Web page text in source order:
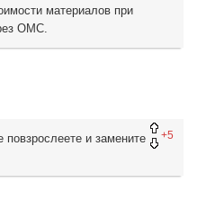
материалов при
ОМС.
+5
повзрослеете и замените